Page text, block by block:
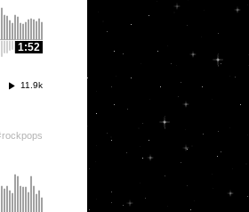
1:52
11.9k
rockpops